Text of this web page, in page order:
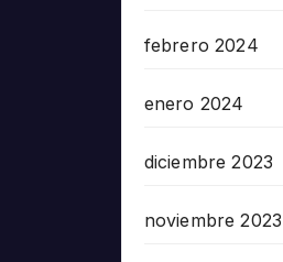
febrero 2024
enero 2024
diciembre 2023
noviembre 2023